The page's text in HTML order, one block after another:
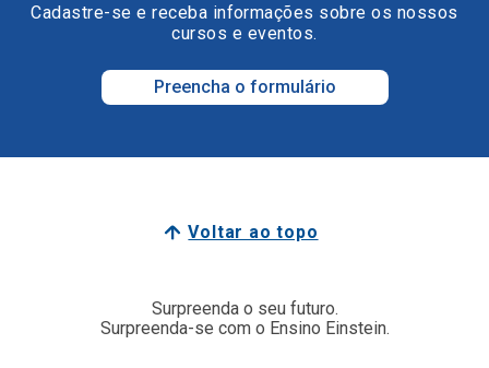
Cadastre-se e receba informações sobre os nossos
cursos e eventos.
Preencha o formulário
Voltar ao topo
Surpreenda o seu futuro.
Surpreenda-se com o Ensino Einstein.